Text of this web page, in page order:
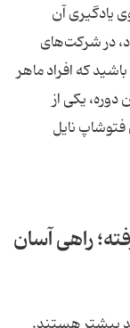
یادگیری آن
در شرکت‌های
که افراد ماهر
یکی از
نایل
راهی آسان